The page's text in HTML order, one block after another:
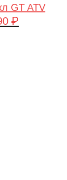
GT ATV
₽